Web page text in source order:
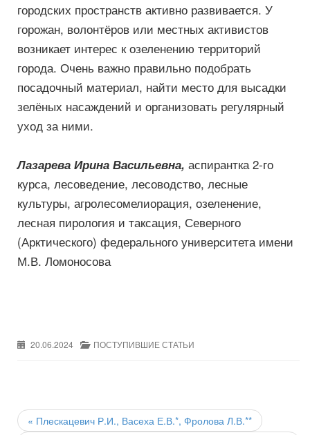
городских пространств активно развивается. У
горожан, волонтёров или местных активистов
возникает интерес к озеленению территорий
города. Очень важно правильно подобрать
посадочный материал, найти место для высадки
зелёных насаждений и организовать регулярный
уход за ними.
Лазарева Ирина Васильевна, аспирантка 2-го
курса, лесоведение, лесоводство, лесные
культуры, агролесомелиорация, озеленение,
лесная пирология и таксация, Северного
(Арктического) федерального университета имени
М.В. Ломоносова
20.06.2024 ПОСТУПИВШИЕ СТАТЬИ
Post
navigation
« Плескацевич Р.И., Васеха Е.В.*, Фролова Л.В.**